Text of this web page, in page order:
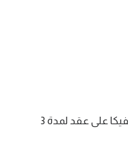
وفقا لرومانو فإن لونجليه سيوقع مع بنفيكا على عقد لمدة 3